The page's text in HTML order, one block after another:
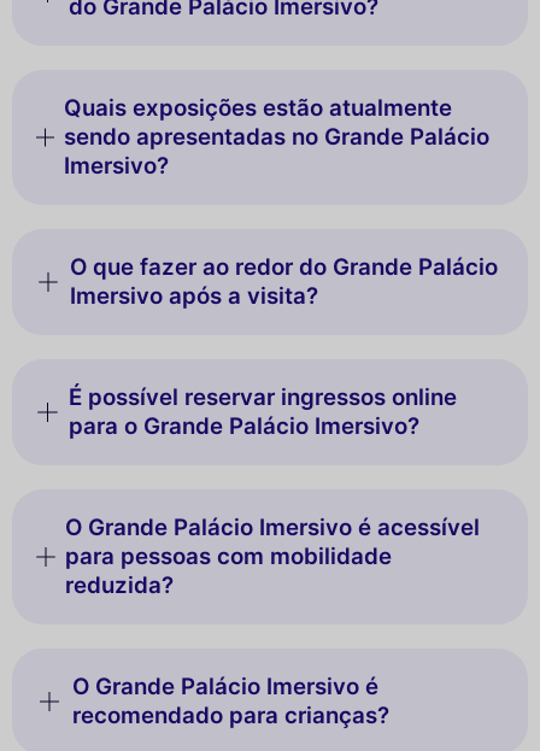
do Grande Palácio Imersivo?
Quais exposições estão atualmente
sendo apresentadas no Grande Palácio
Imersivo?
O que fazer ao redor do Grande Palácio
Imersivo após a visita?
É possível reservar ingressos online
para o Grande Palácio Imersivo?
O Grande Palácio Imersivo é acessível
para pessoas com mobilidade
reduzida?
O Grande Palácio Imersivo é
recomendado para crianças?